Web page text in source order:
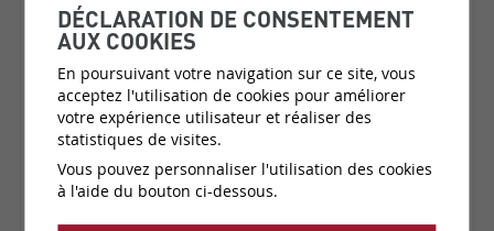
COLLECTION:MAGIC GARDEN
Matière:Papier peint sur intissé
Catégorie de prix: C4
Couleurs:
5 disponibles
Fabricant: Les Dominotiers
DÉCLARATION DE CONSENTEMENT
AUX COOKIES
En poursuivant votre navigation sur ce site, vous
acceptez l'utilisation de cookies pour améliorer
votre expérience utilisateur et réaliser des
statistiques de visites.
Vous pouvez personnaliser l'utilisation des cookies
à l'aide du bouton ci-dessous.